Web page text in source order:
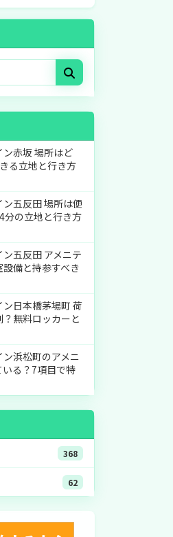
赤坂 場所はど
る立地と行き方
五反田 場所は便
分の立地と行き方
五反田 アメニテ
備と持参すべき
日本橋茅場町 荷
無料ロッカーと
浜松町のアメニ
る？7項目で特
368
62